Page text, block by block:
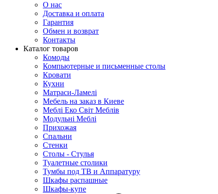
О нас
Доставка и оплата
Гарантия
Обмен и возврат
Контакты
Каталог товаров
Комоды
Компьютерные и письменные столы
Кровати
Кухни
Матраси-Ламелі
Мебель на заказ в Киеве
Меблі Еко Світ Меблів
Модульні Меблі
Прихожая
Спальни
Стенки
Столы - Стулья
Туалетные столики
Тумбы под ТВ и Аппаратуру
Шкафы распашные
Шкафы-купе